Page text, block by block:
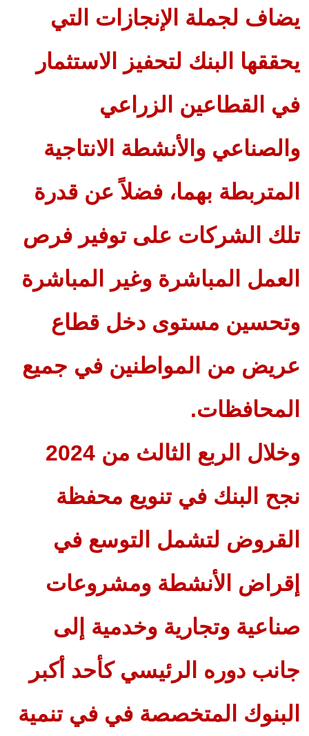
يضاف لجملة الإنجازات التي
يحققها البنك لتحفيز الاستثمار
في القطاعين الزراعي
والصناعي والأنشطة الانتاجية
المتربطة بهما، فضلاً عن قدرة
تلك الشركات على توفير فرص
العمل المباشرة وغير المباشرة
وتحسين مستوى دخل قطاع
عريض من المواطنين في جميع
المحافظات.
وخلال الربع الثالث من 2024
نجح البنك في تنويع محفظة
القروض لتشمل التوسع في
إقراض الأنشطة ومشروعات
صناعية وتجارية وخدمية إلى
جانب دوره الرئيسي كأحد أكبر
البنوك المتخصصة في في تنمية